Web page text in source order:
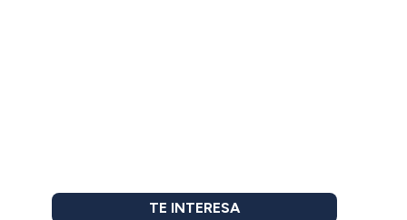
TE INTERESA